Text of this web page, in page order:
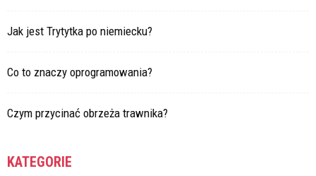
Jak jest Trytytka po niemiecku?
Co to znaczy oprogramowania?
Czym przycinać obrzeża trawnika?
KATEGORIE